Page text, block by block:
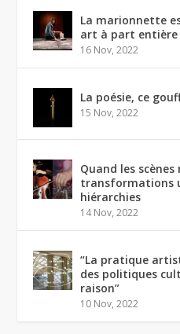
La marionnette
art à part entière
16 Nov, 2022
La poésie, ce
15 Nov, 2022
Quand les
transformations
hiérarchies
14 Nov, 2022
“La pratique
des politiques
raison”
10 Nov, 2022